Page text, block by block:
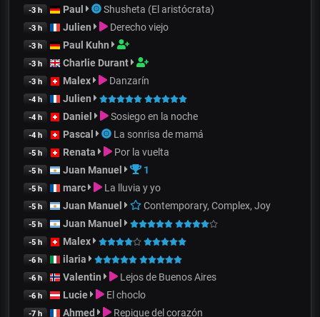
-3 h Paul Shusheta (El aristócrata)
-3 h Julien Derecho viejo
-3 h Paul Kuhn
-3 h Charlie Durant
-3 h Malex Danzarín
-4 h Julien
-4 h Daniel Sosiego en la noche
-4 h Pascal La sonrisa de mamá
-5 h Renata Por la vuelta
-5 h Juan Manuel 1
-5 h marc La lluvia y yo
-5 h Juan Manuel Contemporary, Complex, Joy
-5 h Juan Manuel
-5 h Malex
-6 h ilaria
-6 h Valentin Lejos de Buenos Aires
-6 h Lucie El choclo
-7 h Ahmed Repique del corazón